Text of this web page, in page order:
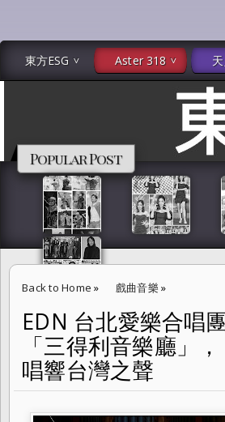
東方ESG Aster 318
Popular Post
Back to Home » 戲曲音樂 »
EDN 台北愛樂合唱團遠征日本三廳 「群
為橋 唱響台灣之聲
EDN 台北愛樂合唱
「三得利音樂廳」
唱響台灣之聲